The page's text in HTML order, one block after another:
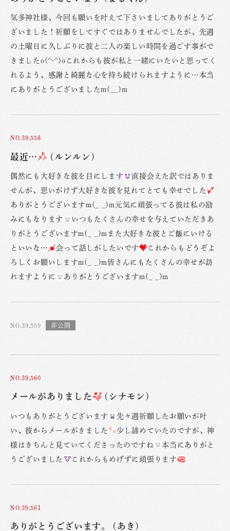
気多神社様、今回も願いを叶えて下さいましてありがとうご
ざいました！祈願をしてすぐではありませんでしたが、先週
の土曜日に久しぶりに彼と二人の楽しい時間を過ごす事がで
きましたo(^-^)oこれからも彼が私と一緒にいたいと思ってく
れるよう、感謝と綺麗な心を持ち続けられますように…本当
にありがとうございましたm(__)m
NO.39,558
最近… (ルンルン)
偶然にも大好きな彼を目にします
直接会えた訳ではありま
せんが、思いがけず大好きな彼を見れてとても幸せでした
ありがとうございますm(_ _)m元気に頑張ってる彼は私の励
みにもなります
いつもたくさんの幸せを与えていただきあ
りがとうございますm(_ _)mまた大好きな彼とご飯にいける
といいな…
会って話しがしたいです
これからもどうぞよ
ろしくお願いしますm(_ _)m皆さんにもたくさんの幸せが訪
れますように
ありがとうございますm(_ _)m
NO.39,559
NO.39,560
メールがありました (シナモン)
いつもありがとうございます
先々週祈願したお願いが叶
い、彼からメールがきました
少し諦めていたのですが、神
様はきちんと見ていてくださったのですね
本当にありがと
うございました
これからもめげずに頑張ります
NO.39,561
ありがとうございます。 (あき)